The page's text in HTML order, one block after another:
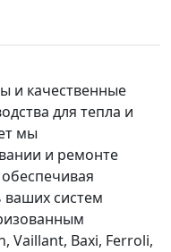
и качественные
для тепла и
мы
и ремонте
ваших систем
Vaillant, Baxi, Ferroli,